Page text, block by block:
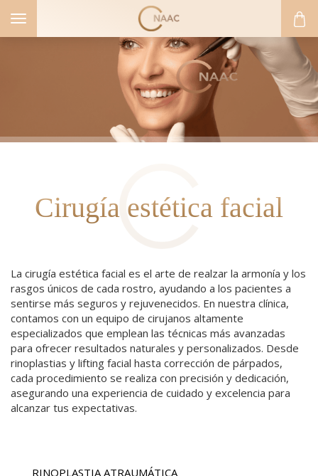
Toggle
navigation
Cirugía estética facial
La cirugía estética facial es el arte de realzar la armonía y los
rasgos únicos de cada rostro, ayudando a los pacientes a
sentirse más seguros y rejuvenecidos. En nuestra clínica,
contamos con un equipo de cirujanos altamente
especializados que emplean las técnicas más avanzadas
para ofrecer resultados naturales y personalizados. Desde
rinoplastias y lifting facial hasta corrección de párpados,
cada procedimiento se realiza con precisión y dedicación,
asegurando una experiencia de cuidado y excelencia para
alcanzar tus expectativas.
RINOPLASTIA ATRAUMÁTICA